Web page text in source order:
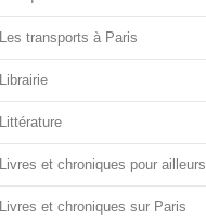
Les transports à Paris
Librairie
Littérature
Livres et chroniques pour ailleurs
Livres et chroniques sur Paris